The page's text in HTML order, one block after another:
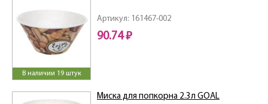
В наличии 19 штук
Артикул: 161467-002
90.74 ₽
Миска для попкорна 2.3л GOAL